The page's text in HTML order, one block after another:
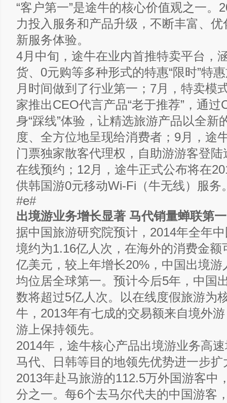
“客户第一”是途牛的核心价值观之一。
力投入服务和产品升级，不断丰富、
新服务体验。
4月中旬，途牛在业内首推特卖平台，
货、0元购等多种形式的特惠“限时”特
月时间做到了行业第一；7月，特卖模
家推出CEO代言产品“老于推荐”，通过
身“踩线”体验，让精选旅游产品以全新
度、全方位地呈现给消费者；9月，途
门票独家散客代理权，自助游游客登
在线预约；12月，途牛正式公布将在
供韩国游0元移动Wi-Fi（牛无线）服务
#e#
出境游业务增长显著 马代销量蝉联第一
据中国旅游研究院预计，2014年全年
境约为1.16亿人次，在海外的消费金额
亿美元，较上年增长20%，中国出境游
均位居全球第一。预计今后5年，中国
数将超过5亿人次。以在线度假旅游为
牛，2013年有七成的交易额来自境外
游上保持领先。
2014年，途牛核心产品出境游业务高
马代、日韩等目的地领先优势进一步
2013年赴马旅游的112.5万外国游客中
分之一。每6个去马尔代夫的中国游客